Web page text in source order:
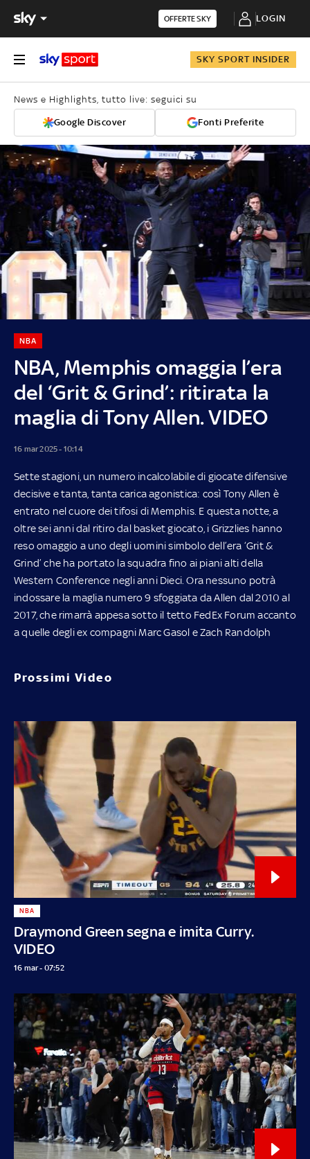
OFFERTE SKY LOGIN
SKY SPORT INSIDER
News e Highlights, tutto live: seguici su
Google Discover Fonti Preferite
NBA, Memphis omaggia l’era
del ‘Grit & Grind’: ritirata la
maglia di Tony Allen. VIDEO
NBA
16 mar 2025 - 10:14
Sette stagioni, un numero incalcolabile di giocate difensive
decisive e tanta, tanta carica agonistica: così Tony Allen è
entrato nel cuore dei tifosi di Memphis. E questa notte, a
oltre sei anni dal ritiro dal basket giocato, i Grizzlies hanno
reso omaggio a uno degli uomini simbolo dell’era ‘Grit &
Grind’ che ha portato la squadra fino ai piani alti della
Western Conference negli anni Dieci. Ora nessuno potrà
indossare la maglia numero 9 sfoggiata da Allen dal 2010 al
2017, che rimarrà appesa sotto il tetto FedEx Forum accanto
a quelle degli ex compagni Marc Gasol e Zach Randolph
Prossimi Video
Draymond Green segna e imita Curry.
VIDEO
NBA
16 mar - 07:52